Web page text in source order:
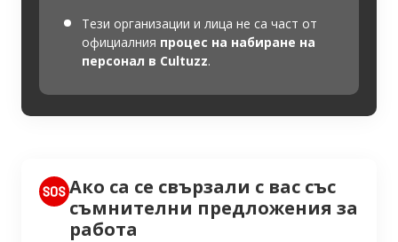
Тези организации и лица не са част от
официалния процес на набиране на
персонал в Cultuzz.
Ако са се свързали с вас със
съмнителни предложения за
работа